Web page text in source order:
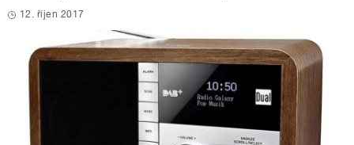
12. říjen 2017